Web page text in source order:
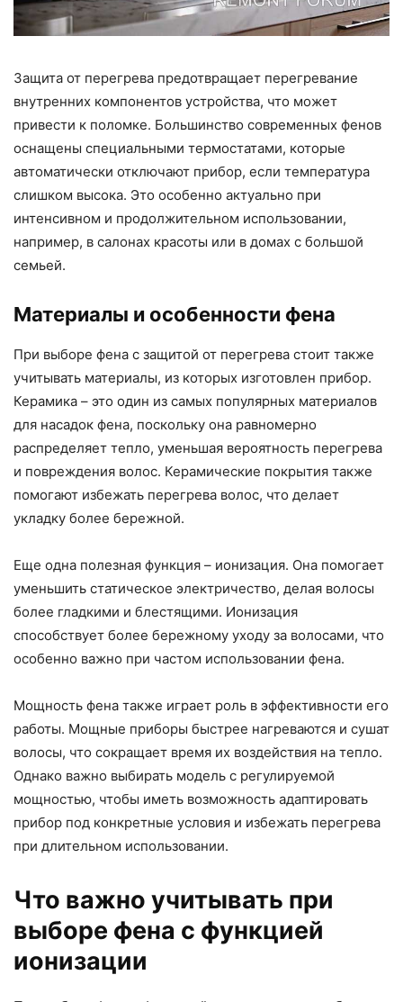
Защита от перегрева предотвращает перегревание
внутренних компонентов устройства, что может
привести к поломке. Большинство современных фенов
оснащены специальными термостатами, которые
автоматически отключают прибор, если температура
слишком высока. Это особенно актуально при
интенсивном и продолжительном использовании,
например, в салонах красоты или в домах с большой
семьей.
Материалы и особенности фена
При выборе фена с защитой от перегрева стоит также
учитывать материалы, из которых изготовлен прибор.
Керамика – это один из самых популярных материалов
для насадок фена, поскольку она равномерно
распределяет тепло, уменьшая вероятность перегрева
и повреждения волос. Керамические покрытия также
помогают избежать перегрева волос, что делает
укладку более бережной.
Еще одна полезная функция – ионизация. Она помогает
уменьшить статическое электричество, делая волосы
более гладкими и блестящими. Ионизация
способствует более бережному уходу за волосами, что
особенно важно при частом использовании фена.
Мощность фена также играет роль в эффективности его
работы. Мощные приборы быстрее нагреваются и сушат
волосы, что сокращает время их воздействия на тепло.
Однако важно выбирать модель с регулируемой
мощностью, чтобы иметь возможность адаптировать
прибор под конкретные условия и избежать перегрева
при длительном использовании.
Что важно учитывать при
выборе фена с функцией
ионизации